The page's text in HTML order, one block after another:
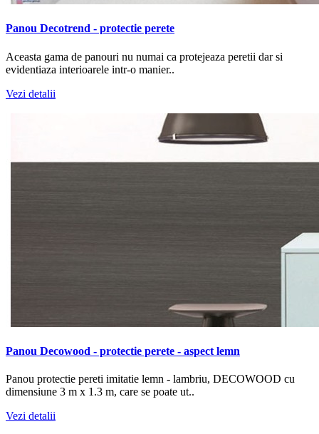
Panou Decotrend - protectie perete
Aceasta gama de panouri nu numai ca protejeaza peretii dar si
evidentiaza interioarele intr-o manier..
Vezi detalii
Panou Decowood - protectie perete - aspect lemn
Panou protectie pereti imitatie lemn - lambriu, DECOWOOD cu
dimensiune 3 m x 1.3 m, care se poate ut..
Vezi detalii